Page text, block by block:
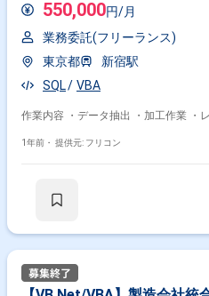
550,000円/月
業務委託(フリーランス)
東京都
新宿駅
SQL
VBA
作業内容 ・データ抽出 ・加工作業 ・
1年前・ 提供元: フリコン
掛け合わせ条件で絞り込む
VBA × 社内SE
特徴で絞り込む
VBA × 副業